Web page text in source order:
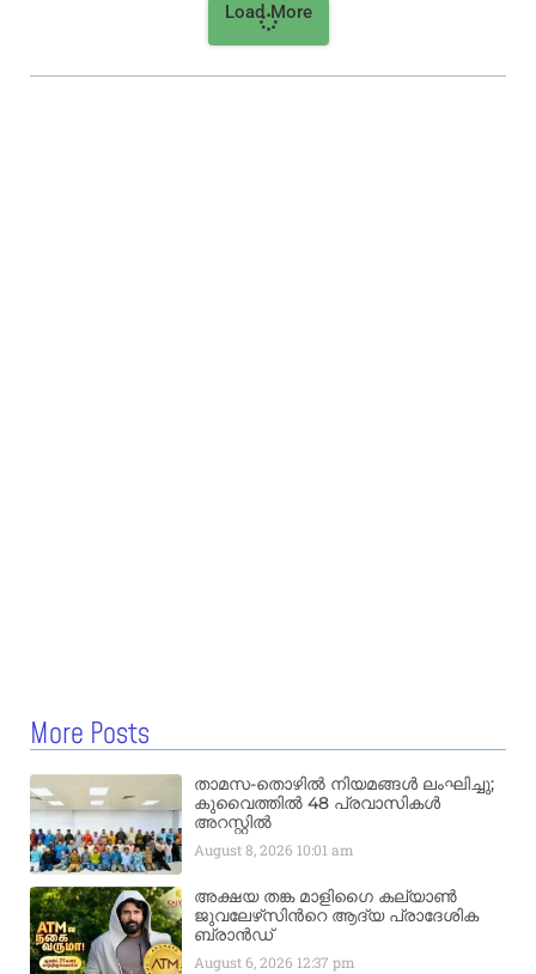
Load More
More Posts
താമസ-തൊഴിൽ നിയമങ്ങൾ ലംഘിച്ചു;
കുവൈത്തിൽ 48 പ്രവാസികൾ
അറസ്റ്റിൽ
August 8, 2026 10:01 am
അക്ഷയ തങ്ക മാളിഗൈ കല്യാണ്‍
ജുവലേഴ്‌സിന്‍റെ ആദ്യ പ്രാദേശിക
ബ്രാന്‍ഡ്
August 6, 2026 12:37 pm